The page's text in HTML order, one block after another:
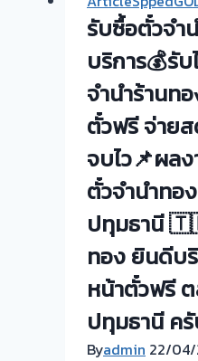
คุณ
ตา
คุณ
ยาย
ทุก
ท่าน
ครับ
ทอง
เพชร
พลอย
นาก
ทองเค
พระ
รับซื้อตั๋วจำ
บริการ💰รั
จำนำร้านท
ตั๋วฟรี จ่าย
จบไว📌ผล
ตั๋วจำนำทอ
ปทุมธานี
ทอง ยินดีบ
หน้าตั๋วฟรี
ปทุมธานี ค
Byadmin 22/